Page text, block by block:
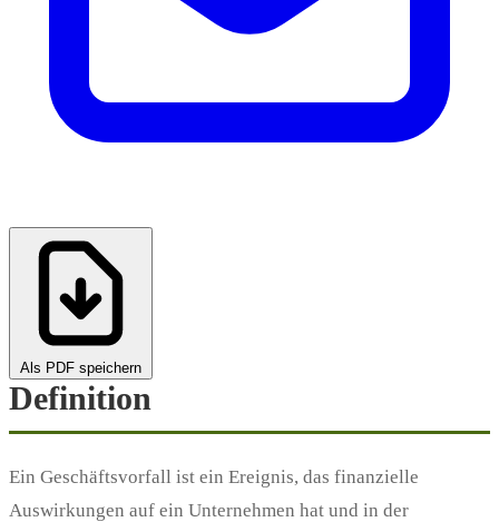
Als PDF speichern
Definition
Ein Geschäftsvorfall ist ein Ereignis, das finanzielle
Auswirkungen auf ein Unternehmen hat und in der